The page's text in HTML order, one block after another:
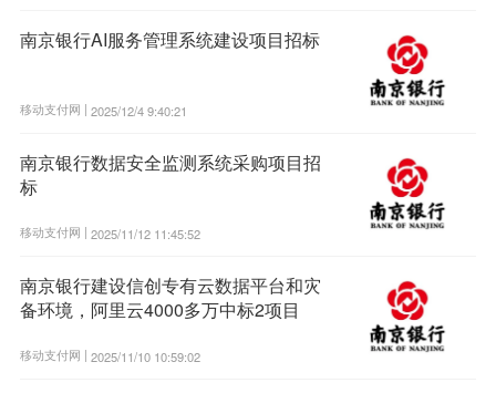
南京银行AI服务管理系统建设项目招标
移动支付网 | 2025/12/4 9:40:21
南京银行数据安全监测系统采购项目招
标
移动支付网 | 2025/11/12 11:45:52
南京银行建设信创专有云数据平台和灾
备环境，阿里云4000多万中标2项目
移动支付网 | 2025/11/10 10:59:02